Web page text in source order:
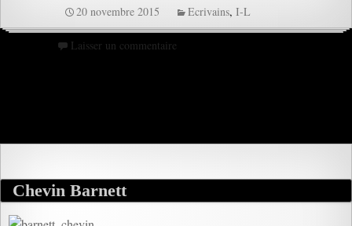
20 novembre 2015 Ecrivains,I-L
Laisser un commentaire
Chevin Barnett